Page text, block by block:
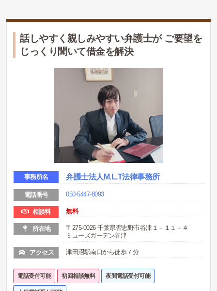
話しやすく親しみやすい弁護士が ご要望を
じっくり聞いて借金を解決
事務所名 弁護士法人M.L.T法律事務所
電話番号 050-5447-8093
相談料 無料
所在地
〒275-0026 千葉県習志野市谷津１－１１－４
ミューズガーデン谷津
アクセス 津田沼駅南口から徒歩７分
電話受付可能 初回相談無料 夜間電話受付可能